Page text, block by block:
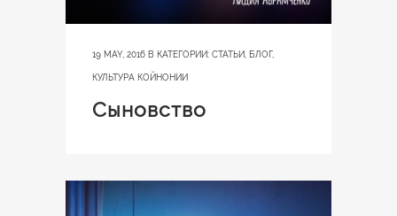
19 MAY, 2016 В КАТЕГОРИИ: СТАТЬИ БЛОГ,
КУЛЬТУРА КОЙНОНИИ
Сыновство